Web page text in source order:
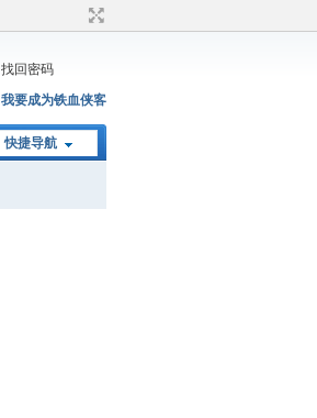
找回密码
我要成为铁血侠客
快捷导航